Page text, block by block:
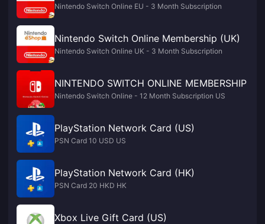
Nintendo Switch Online EU - 3 Month Subscription
Nintendo Switch Online Membership (UK)
Nintendo Switch Online UK - 3 Month Subscription
NINTENDO SWITCH ONLINE MEMBERSHIP
Nintendo Switch Online - 12 Month Subscription US
PlayStation Network Card (US)
PSN Card 10 USD US
PlayStation Network Card (HK)
PSN Card 20 HKD HK
Xbox Live Gift Card (US)